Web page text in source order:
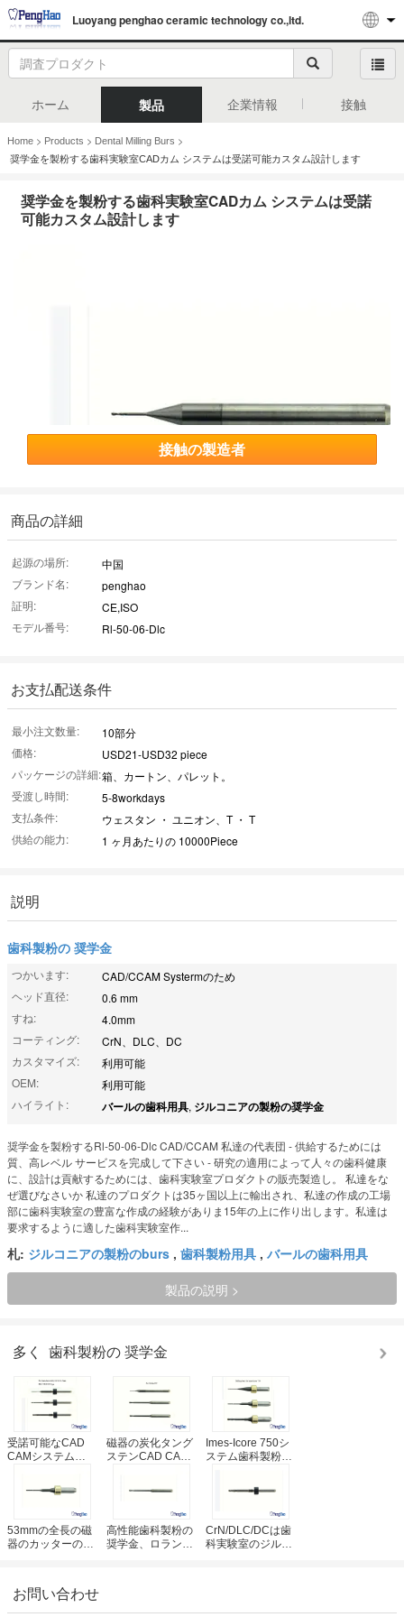
Luoyang penghao ceramic technology co.,ltd.
ホーム 製品 企業情報 接触
Home > Products > Dental Milling Burs >
奨学金を製粉する歯科実験室CADカム システムは受諾可能カスタム設計します
奨学金を製粉する歯科実験室CADカム システムは受諾
可能カスタム設計します
接触の製造者
商品の詳細
起源の場所:
中国
ブランド名:
penghao
証明:
CE,ISO
モデル番号:
Rl-50-06-Dlc
お支払配送条件
最小注文数量:
10部分
価格:
USD21-USD32 piece
パッケージの詳細:箱、カートン、パレット。
受渡し時間:
5-8workdays
支払条件:
ウェスタン ・ ユニオン、T ・ T
供給の能力:
1 ヶ月あたりの 10000Piece
説明
歯科製粉の 奨学金
つかいます:
CAD/CCAM Systermのため
ヘッド直径:
0.6 mm
すね:
4.0mm
コーティング:
CrN、DLC、DC
カスタマイズ:
利用可能
OEM:
利用可能
ハイライト:
バールの歯科用具, ジルコニアの製粉の奨学金
奨学金を製粉するRl-50-06-Dlc CAD/CCAM 私達の代表団 - 供給するためには
質、高レベル サービスを完成して下さい - 研究の適用によって人々の歯科健康
に、設計は貢献するためには、歯科実験室プロダクトの販売製造し。 私達をな
ぜ選びなさいか 私達のプロダクトは35ヶ国以上に輸出され、私達の作成の工場
部に歯科実験室の豊富な作成の経験がありま15年の上に作り出します。私達は
要求するように適した歯科実験室作...
札: ジルコニアの製粉のburs , 歯科製粉用具 , バールの歯科用具
製品の説明 >
多く 歯科製粉の 奨学金
受諾可能なCAD
CAMシステム
めの炭化タングス
テン歯科製粉の奨
磁器の炭化タング
ステンCAD CAM
用具を使います
Imes-Icore 750シ
ステム歯科製粉の
ルコニアのために
53mmの全長の磁
器のカッターの歯
高性能歯科製粉の
奨学金、ロランド
CrN/DLC/DCは歯
科実験室のジルコ
お問い合わせ